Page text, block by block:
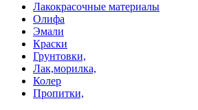
Лакокрасочные материалы
Олифа
Эмали
Краски
Грунтовки,
Лак,морилка,
Колер
Пропитки,